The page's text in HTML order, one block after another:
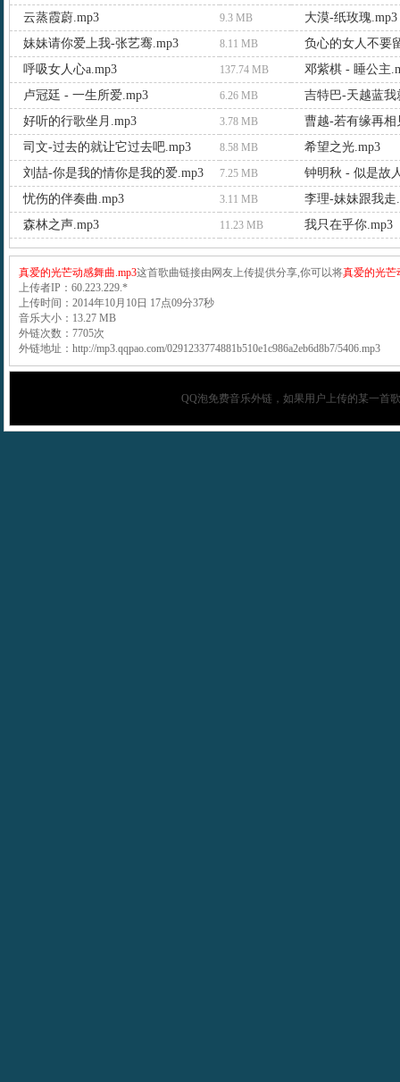
云蒸霞蔚.mp3
9.3 MB
大漠-纸玫瑰.mp3
妹妹请你爱上我-张艺骞.mp3
8.11 MB
负心的女人不要
呼吸女人心a.mp3
137.74 MB
邓紫棋 - 睡公主
卢冠廷 - 一生所爱.mp3
6.26 MB
吉特巴-天越蓝我
好听的行歌坐月.mp3
3.78 MB
司文-过去的就让它过去吧.mp3 8.58 MB
希望之光.mp3
刘喆-你是我的情你是我的爱.mp3
7.25 MB
钟明秋 - 似是故
忧伤的伴奏曲.mp3
3.11 MB
李理-妹妹跟我走
森林之声.mp3
11.23 MB 我只在乎你.mp3
真爱的光芒动感舞曲.mp3这首歌曲链接由网友上传提供分享,你可以将真爱的光芒
上传者IP：60.223.229.*
上传时间：2014年10月10日 17点09分37秒
音乐大小：13.27 MB
外链次数：7705次
外链地址：http://mp3.qqpao.com/0291233774881b510e1c986a2eb6d8b7/5406.mp3
QQ泡免费音乐外链，如果用户上传的某一首